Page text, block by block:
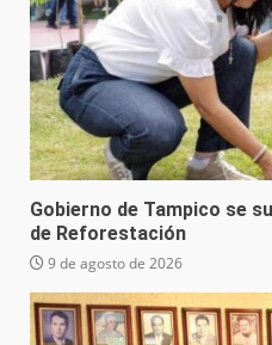
Gobierno de Tampico se
de Reforestación
9 de agosto de 2026